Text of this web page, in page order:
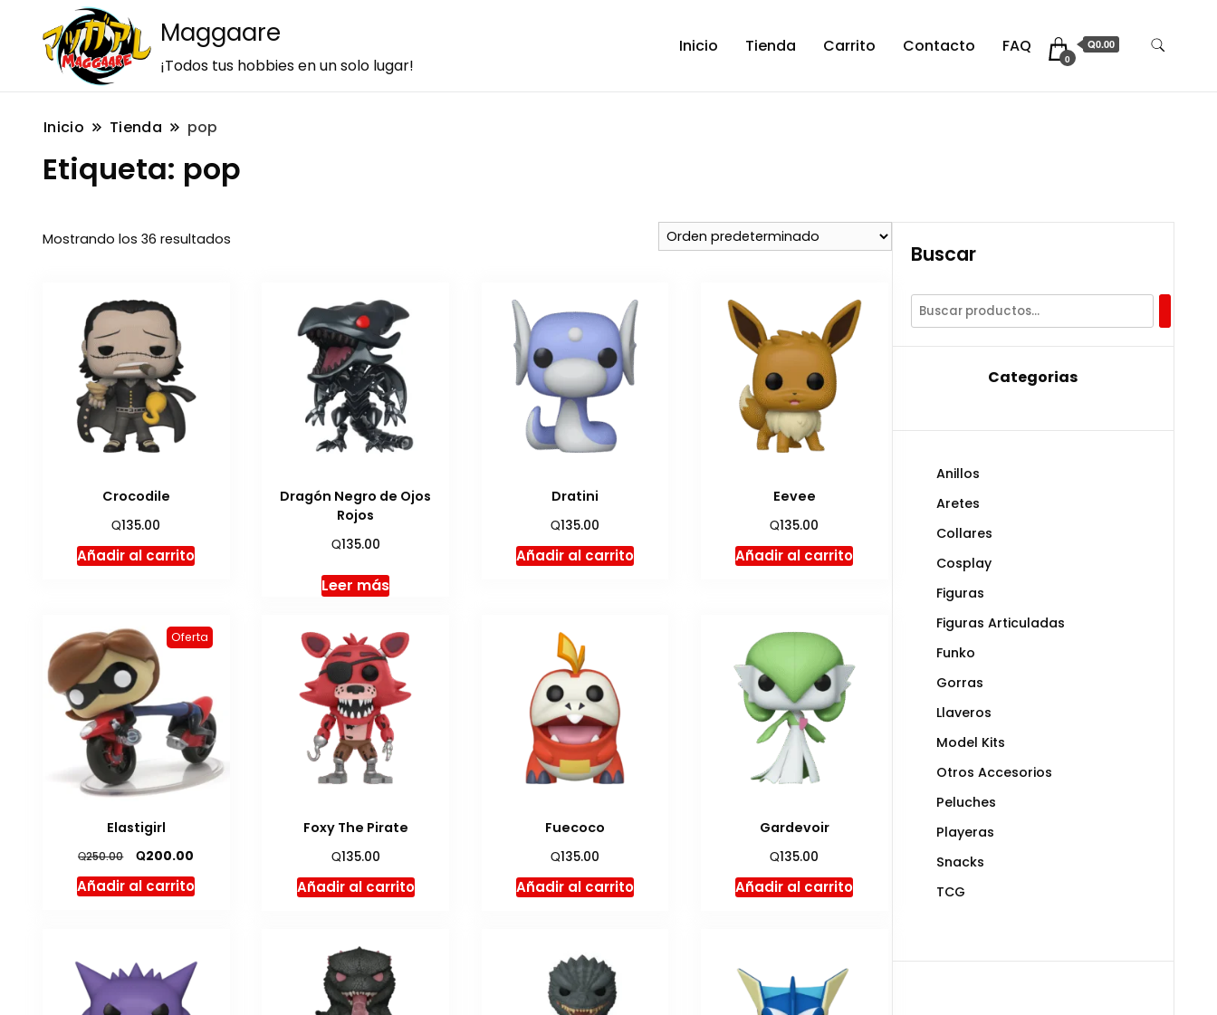
Maggaare
¡Todos tus hobbies en un solo lugar!
Inicio Tienda Carrito Contacto FAQ
0
Q0.00
Inicio Tienda pop
Etiqueta: pop
Mostrando los 36 resultados
Crocodile
Q135.00
Añadir al carrito
Dragón Negro de Ojos
Rojos
Q135.00
Leer más
Dratini
Q135.00
Añadir al carrito
Eevee
Q135.00
Añadir al carrito
Oferta
Elastigirl
Q250.00
El
precio
original
Q200.00
precio
actual
Añadir al carrito
Foxy The Pirate
Q135.00
Añadir al carrito
Fuecoco
Q135.00
Añadir al carrito
Gardevoir
Q135.00
Añadir al carrito
Buscar
Categorias
Anillos
Aretes
Collares
Cosplay
Figuras
Figuras Articuladas
Funko
Gorras
Llaveros
Model Kits
Otros Accesorios
Peluches
Playeras
Snacks
TCG